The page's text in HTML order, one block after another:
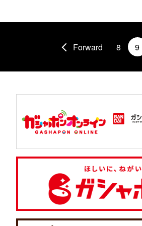
Forward 8 9